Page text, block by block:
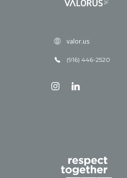
valor.us
(916) 446-2520